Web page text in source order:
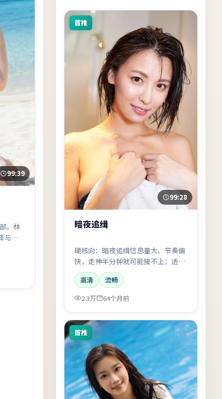
99:39
。林
与代
首推
99:28
暗夜追缉
硬核向：暗夜追缉信息量大、节奏偏
快，走神半分钟就可能接不上；适合
专注模式观看的惊悚作品。
高清
流畅
2.3万
64个月前
首推